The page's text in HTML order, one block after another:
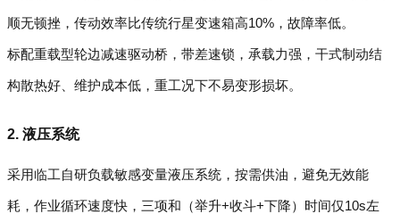
顺无顿挫，传动效率比传统行星变速箱高10%，故障率低。
标配重载型轮边减速驱动桥，带差速锁，承载力强，干式制动结
构散热好、维护成本低，重工况下不易变形损坏。
2. 液压系统
采用临工自研负载敏感变量液压系统，按需供油，避免无效能
耗，作业循环速度快，三项和（举升+收斗+下降）时间仅10s左